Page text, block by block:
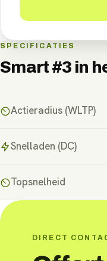
SPECIFICATIES
Smart #3 in
Actieradius (WLTP)
Snelladen (DC)
Topsnelheid
DIRECT